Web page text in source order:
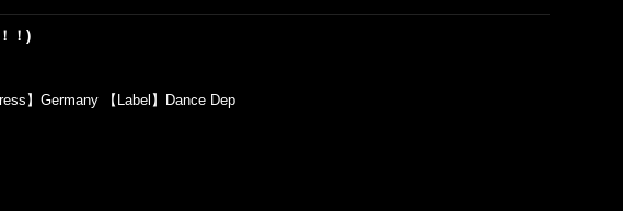
！)
】Germany 【Label】Dance Dep